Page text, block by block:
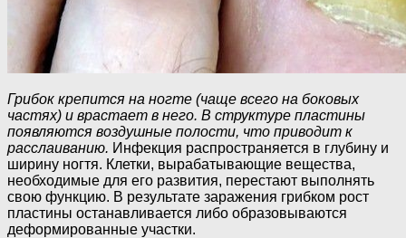
Грибок крепится на ногте (чаще всего на боковых
частях) и врастает в него. В структуре пластины
появляются воздушные полости, что приводит к
расслаиванию. Инфекция распространяется в глубину и
ширину ногтя. Клетки, вырабатывающие вещества,
необходимые для его развития, перестают выполнять
свою функцию. В результате заражения грибком рост
пластины останавливается либо образовываются
деформированные участки.